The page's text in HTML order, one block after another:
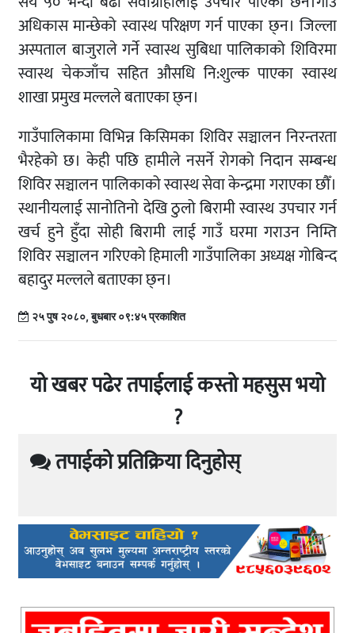
अधिकास मान्छेको स्वास्थ परिक्षण गर्न पाएका छ्न। जिल्ला
अस्पताल बाजुराले गर्ने स्वास्थ सुबिधा पालिकाको शिविरमा
स्वास्थ चेकजाँच सहित औसधि नि:शुल्क पाएका स्वास्थ
शाखा प्रमुख मल्लले बताएका छ्न।
गाउँपालिकामा विभिन्न किसिमका शिविर सञ्चालन निरन्तरता
भैरहेको छ। केही पछि हामीले नसर्ने रोगको निदान सम्बन्ध
शिविर सञ्चालन पालिकाको स्वास्थ सेवा केन्द्रमा गराएका छौँ।
स्थानीयलाई सानोतिनो देखि ठुलो बिरामी स्वास्थ उपचार गर्न
खर्च हुने हुँदा सोही बिरामी लाई गाउँ घरमा गराउन निम्ति
शिविर सञ्चालन गरिएको हिमाली गाउँपालिका अध्यक्ष गोबिन्द
बहादुर मल्लले बताएका छ्न।
२५ पुष २०८०, बुधबार ०९:४५ प्रकाशित
यो खबर पढेर तपाईलाई कस्तो महसुस भयो
?
तपाईको प्रतिक्रिया दिनुहोस्